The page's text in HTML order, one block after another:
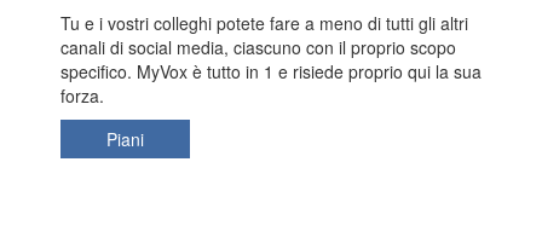
Tu e i vostri colleghi potete fare a meno di tutti gli altri
canali di social media, ciascuno con il proprio scopo
specifico. MyVox è tutto in 1 e risiede proprio qui la sua
forza.
Piani